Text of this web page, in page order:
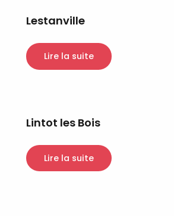
Lestanville
Lire la suite
Lintot les Bois
Lire la suite